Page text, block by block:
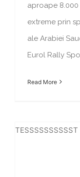
aproape
extreme prin
ale Arabiei
Eurol Rally
Read More
TESSSSSSSSSST